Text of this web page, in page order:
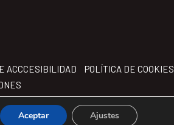
ACCCESIBILIDAD POLÍTICA DE COOKIES
Aceptar Ajustes